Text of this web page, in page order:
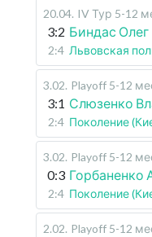
20.04. IV Тур 5-12
3:2 Биндас Олег
2:4 Львовская
3.02. Playoff 5-12
3:1 Слюзенко
2:4 Поколение
3.02. Playoff 5-12
0:3 Горбаненко
2:4 Поколение
2.02. Playoff 5-12